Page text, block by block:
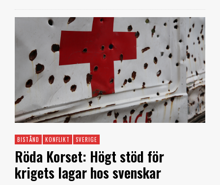
BISTÅND KONFLIKT SVERIGE
Röda Korset: Högt stöd för
krigets lagar hos svenskar